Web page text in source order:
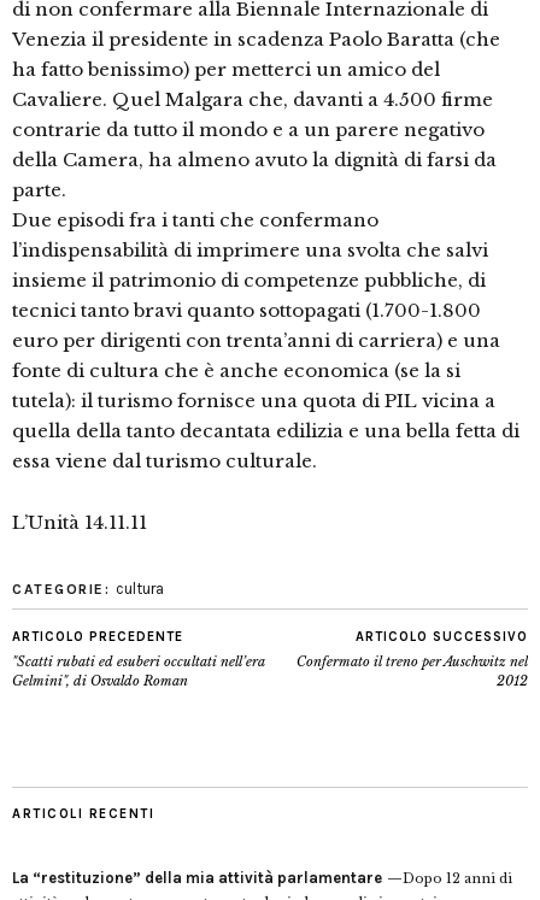
di non confermare alla Biennale Internazionale di
Venezia il presidente in scadenza Paolo Baratta (che
ha fatto benissimo) per metterci un amico del
Cavaliere. Quel Malgara che, davanti a 4.500 firme
contrarie da tutto il mondo e a un parere negativo
della Camera, ha almeno avuto la dignità di farsi da
parte.
Due episodi fra i tanti che confermano
l’indispensabilità di imprimere una svolta che salvi
insieme il patrimonio di competenze pubbliche, di
tecnici tanto bravi quanto sottopagati (1.700-1.800
euro per dirigenti con trenta’anni di carriera) e una
fonte di cultura che è anche economica (se la si
tutela): il turismo fornisce una quota di PIL vicina a
quella della tanto decantata edilizia e una bella fetta di
essa viene dal turismo culturale.
L’Unità 14.11.11
CATEGORIE: cultura
ARTICOLO PRECEDENTE
"Scatti rubati ed esuberi occultati nell’era
Gelmini", di Osvaldo Roman
ARTICOLO SUCCESSIVO
Confermato il treno per Auschwitz nel
2012
ARTICOLI RECENTI
La “restituzione” della mia attività parlamentare
Dopo 12 anni di